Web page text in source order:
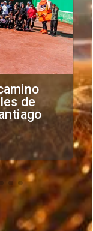
Sifup